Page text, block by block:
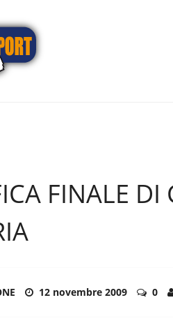
FINALE DI
12 novembre 2009 0